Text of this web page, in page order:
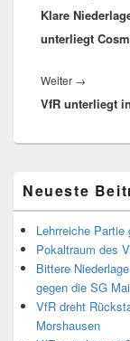
Klare
unterliegt
Weiter →
Beitrag:
VfR unterliegt
Seitenleisten-
Widgetbereich
Neueste
Lehrreiche
Pokaltraum des
Bittere
gegen die SG
VfR dreht
Morshausen